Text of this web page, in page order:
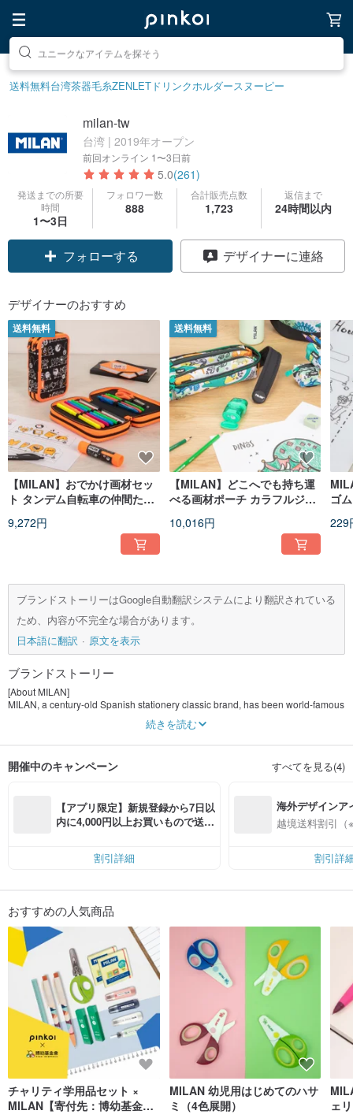
素敵な生活グッズを探そう
送料無料台湾茶器毛糸ZENLET ドリンクホルダースヌーピー
milan-tw
台湾 | 2019年オープン
前回オンライン 1〜3日前
5.0(261)
発送までの所要
時間
1〜3日
フォロワー数
888
合計販売点数
1,723
返信まで
24時間以内
クーポン取得
デザイナーに連絡
デザイナーのおすすめ
送料無料
【MILAN】おでかけ画材セッ
ト タンデム自転車の仲間たち
マスギフト
9,272円
送料無料
【MILAN】どこへでも持ち運
べる画材ポーチ カラフルジュ
業 クリスマス ギフト
10,016円
ゴ
229
ブランドストーリーはGoogle自動翻訳システムにより翻訳されている
ため、内容が不完全な場合があります。
日本語に翻訳
原文を表示
ブランドストーリー
[About MILAN]
MILAN, a century-old Spanish stationery classic brand, has been world-famous
for its spirit of innovation and quality since the production of the first non-toxic,
fragrance-free, and plasticizer-free MILAN eraser in 1918.
MILAN understands the needs of users and actively and innovatively integrates
team to make stationery more practical in addition to practicality. It has become
a decorative art that can be seen everywhere in life and established the brand
image of "stationery artist".
MILAN's main goal is to continuously improve quality. With a professional R&D
[Safety·Childlike]
Milan erasers do not contain phthalates, which are used as plasticizers in the
industrial process, and do not contain heavy metals or fragrance additives. The
stationery designs are ergonomic, non-toxic and safe, and are suitable for all
school-age children. Use it at school and at home to give full play to your
childlike creativity.
"Aesthetic creativity, childlike joy, all in MILAN"
続きを読む
開催中のキャンペーン すべてを見る(4)
【アプリ限定】新規登録から7日以
内に4,000円以上お買いもので送料
割引詳細
海外デザインア
入
越境送料割引（
割引詳
おすすめの人気商品
チャリティ学用品セット ×
MILAN【寄付先：博幼基金
MILAN 幼児用はじめてのハサ
ミ（4色展開）
ェ